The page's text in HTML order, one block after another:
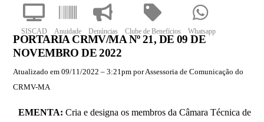
SISCAD Anuidade Denúncias Clube de Benefícios Whatsapp
PORTARIA CRMV/MA Nº ­­21, DE 09 DE
NOVEMBRO DE 2022
Atualizado em 09/11/2022 – 3:21pm por Assessoria de Comunicação do
CRMV-MA
EMENTA: Cria e designa os membros da Câmara Técnica de